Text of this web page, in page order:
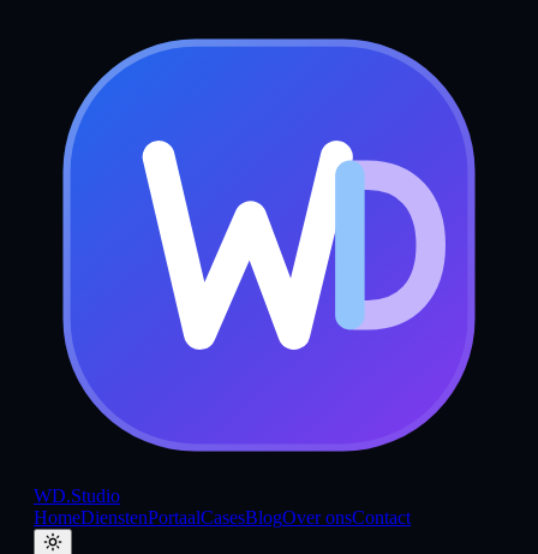
WD.Studio
HomeDienstenPortaalCasesBlogOver onsContact